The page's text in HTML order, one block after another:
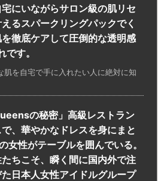
にいながらサロン級の肌リセ
るスパークリングパックでく
徹底ケアして圧倒的な透明感
す。
肌を自宅で手に入れたい人に絶対に知
の秘密」高級レストラン
、華やかなドレスを身にまと
女性がテーブルを囲んでいる。
ちこそ、瞬く間に国内外で注
日本人女性アイドルグループ